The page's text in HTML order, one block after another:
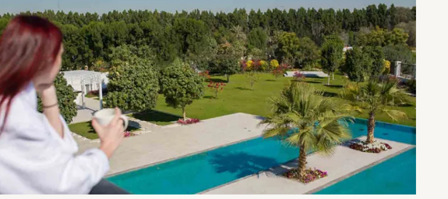
سفارشی سازی با دسترسی به طراحان داخلی ، معماران داخلی ، مدیریت پروژه ، تیم ساخت ، سازندگان ، طراحان چشم
تأمین گیاهان داخلی و خارجی
زمین های آزاد